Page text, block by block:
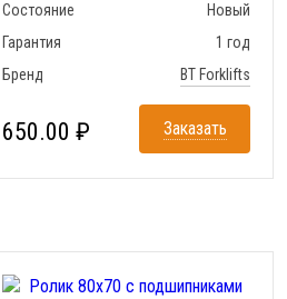
Состояние
Новый
Гарантия
1 год
Бренд
BT Forklifts
650.00 ₽ Заказать